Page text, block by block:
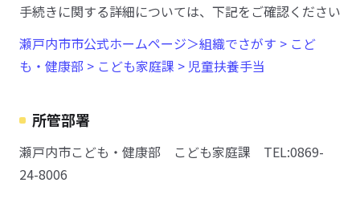
手続きに関する詳細については、下記をご確認ください
瀬戸内市市公式ホームページ＞組織でさがす > こど
も・健康部 > こども家庭課 > 児童扶養手当
所管部署
瀬戸内市こども・健康部 こども家庭課 TEL:0869-
24-8006